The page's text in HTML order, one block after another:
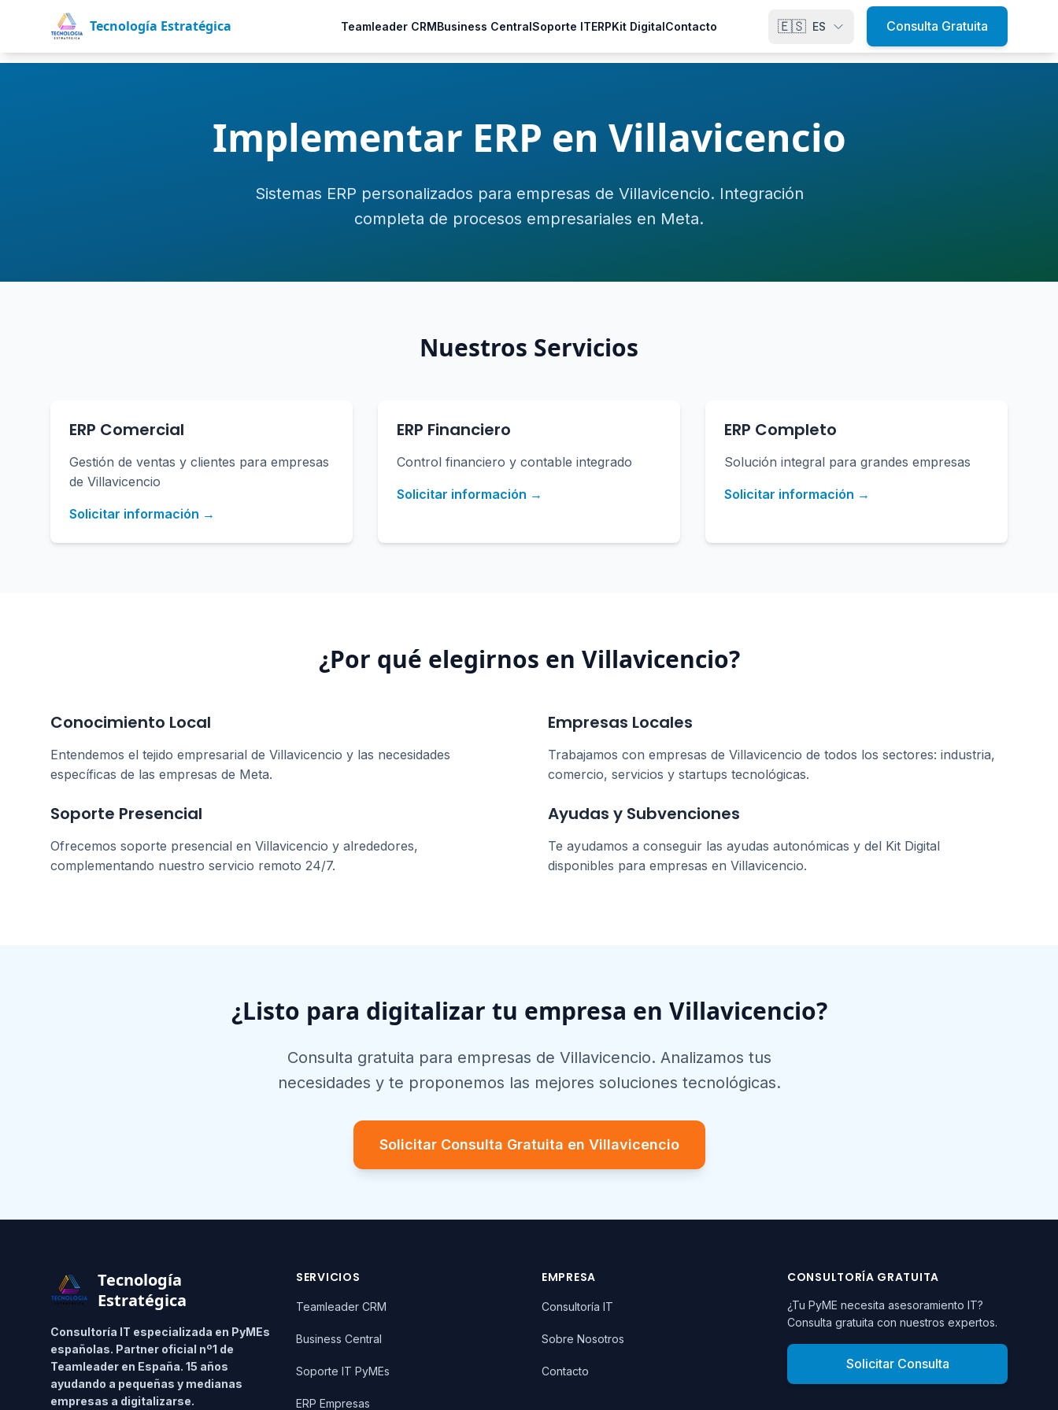
Tecnología Estratégica Teamleader CRMBusiness CentralSoporte ITERPKit DigitalContacto 🇪🇸 ES Consulta Gratuita
Implementar ERP en Villavicencio
Sistemas ERP personalizados para empresas de Villavicencio. Integración
completa de procesos empresariales en Meta.
Nuestros Servicios
ERP Comercial
Gestión de ventas y clientes para empresas
de Villavicencio
Solicitar información →
ERP Financiero
Control financiero y contable integrado
Solicitar información →
ERP Completo
Solución integral para grandes empresas
Solicitar información →
¿Por qué elegirnos en Villavicencio?
Conocimiento Local
Entendemos el tejido empresarial de Villavicencio y las necesidades
específicas de las empresas de Meta.
Soporte Presencial
Ofrecemos soporte presencial en Villavicencio y alrededores,
complementando nuestro servicio remoto 24/7.
Empresas Locales
Trabajamos con empresas de Villavicencio de todos los sectores: industria,
comercio, servicios y startups tecnológicas.
Ayudas y Subvenciones
Te ayudamos a conseguir las ayudas autonómicas y del Kit Digital
disponibles para empresas en Villavicencio.
¿Listo para digitalizar tu empresa en Villavicencio?
Consulta gratuita para empresas de Villavicencio. Analizamos tus
necesidades y te proponemos las mejores soluciones tecnológicas.
Solicitar Consulta Gratuita en Villavicencio
Tecnología
Estratégica
Consultoría IT especializada en PyMEs
españolas. Partner oficial nº1 de
Teamleader en España. 15 años
ayudando a pequeñas y medianas
empresas a digitalizarse.
SERVICIOS
Teamleader CRM
Business Central
Soporte IT PyMEs
ERP Empresas
EMPRESA
Consultoría IT
Sobre Nosotros
Contacto
CONSULTORÍA GRATUITA
¿Tu PyME necesita asesoramiento IT?
Consulta gratuita con nuestros expertos.
Solicitar Consulta